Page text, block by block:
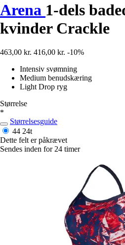
Arena 1-dels
kvinder Crackle
463,00 kr. 416,00 kr. -10%
Intensiv svømning
Medium benudskæring
Light Drop ryg
Størrelse
*
Størrelsesguide
44 24t
Dette felt er påkrævet
Sendes inden for 24 timer